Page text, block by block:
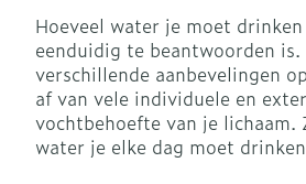
Dieet, voeding en
vitamines
Toon
Zwangerschap en
kinderen
Hoeveel water je moet
eenduidig te beantwoorden
verschillende aanbevelingen
af van vele individuele en
vochtbehoefte van je
water je elke dag moet